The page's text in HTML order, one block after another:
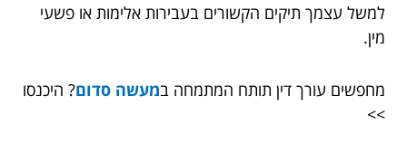
למשל עצמך תיקים הקשורים בעבירות אלימות או פשעי
מין.
מחפשים עורך דין תותח המתמחה במעשה סדום? היכנסו
>>